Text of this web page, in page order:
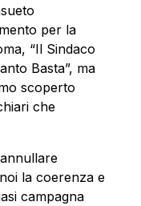
per la
“Il Sindaco
Basta”, ma
scoperto
che
la coerenza e
campagna